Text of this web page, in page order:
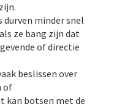
durven minder snel
ze bang zijn dat
of directie
beslissen over
of
kan botsen met de